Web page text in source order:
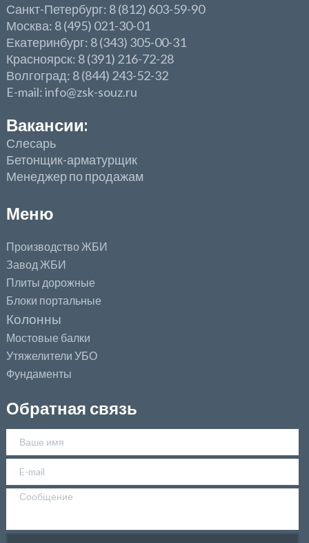
Санкт-Петербург: 8 (812) 603-59-90
Москва: 8 (495) 021-30-01
Екатеринбург: 8 (343) 305-00-31
Красноярск: 8 (391) 216-72-28
Волгоград: 8 (844) 243-52-32
E-mail: info@zsk-souz.ru
Вакансии:
Слесарь
Бетонщик-арматурщик
Менеджер по продажам
Меню
Производство ЖБИ
Завод ЖБИ
Плиты дорожные
Блоки портальные
Колонны
Мостовые балки
Утяжелители УБО
Фундаменты
Обратная связь